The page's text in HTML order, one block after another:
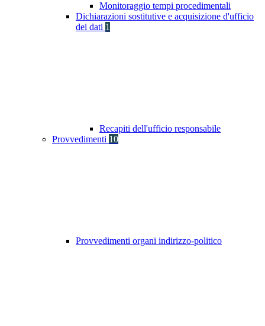
Monitoraggio tempi procedimentali
Dichiarazioni sostitutive e acquisizione d'ufficio
dei dati 1
Recapiti dell'ufficio responsabile
Provvedimenti 10
Provvedimenti organi indirizzo-politico